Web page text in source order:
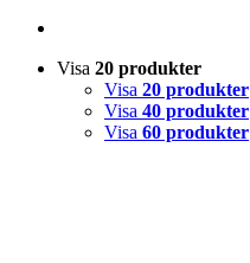
Visa 20 produkter
Visa 20 produkter
Visa 40 produkter
Visa 60 produkter